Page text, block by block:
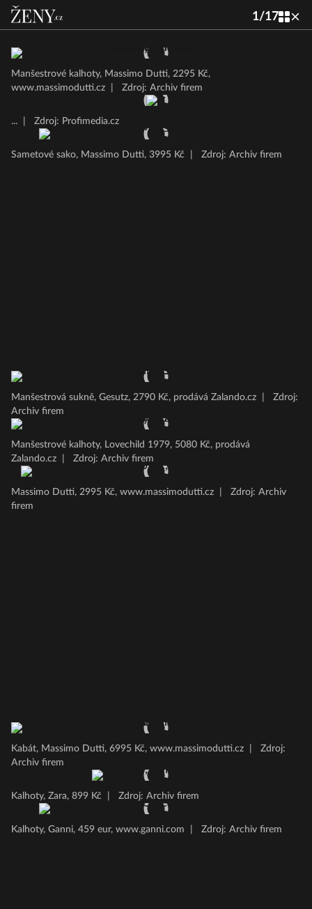
1/17
Manšestrové kalhoty, Massimo Dutti, 2295 Kč,
www.massimodutti.cz
Zdroj: Archiv firem
... Zdroj: Profimedia.cz
Sametové sako, Massimo Dutti, 3995 Kč Zdroj: Archiv firem
Manšestrová sukně, Gesutz, 2790 Kč, prodává Zalando.cz
Zdroj:
Archiv firem
Manšestrové kalhoty, Lovechild 1979, 5080 Kč, prodává
Zalando.cz
Zdroj: Archiv firem
Massimo Dutti, 2995 Kč, www.massimodutti.cz
Zdroj: Archiv
firem
Kabát, Massimo Dutti, 6995 Kč, www.massimodutti.cz
Zdroj:
Archiv firem
Kalhoty, Zara, 899 Kč Zdroj: Archiv firem
Kalhoty, Ganni, 459 eur, www.ganni.com Zdroj: Archiv firem